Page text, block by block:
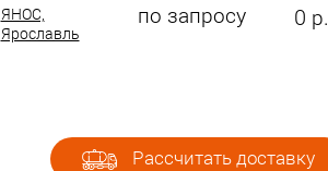
ЯНОС,
Ярославль
по запросу 0 р.
Рассчитать доставку